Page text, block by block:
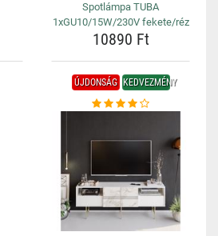
Spotlámpa TUBA
1xGU10/15W/230V fekete/réz
10890 Ft
ÚJDONSÁG KEDVEZMÉNY